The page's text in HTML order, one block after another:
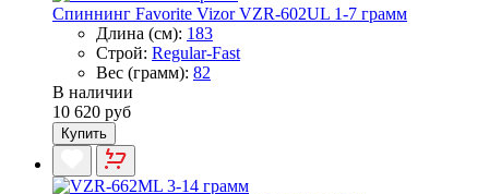
Спиннинг Favorite Vizor VZR-602UL 1-7 грамм
Длина (см): 183
Строй: Regular-Fast
Вес (грамм): 82
В наличии
10 620 руб
Купить